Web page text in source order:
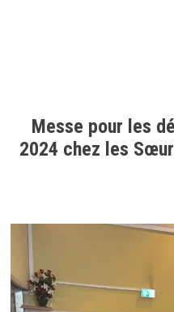
Messe pour les
2024 chez les